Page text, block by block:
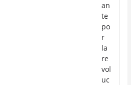
an
te
po
r
la
re
vol
uc